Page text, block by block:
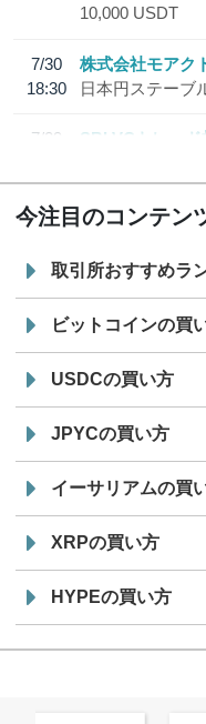
10,000 USDT
7/30
18:30
株式会社モアク
日本円ステーブ
7/29
SBI VCトレード
今注目のコンテン
取引所おすすめラ
ビットコインの買
USDCの買い方
JPYCの買い方
イーサリアムの買
XRPの買い方
HYPEの買い方